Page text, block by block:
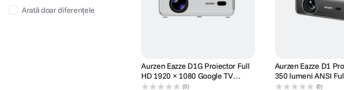
Arată doar diferențele
Aurzen Eazze D1G Proiector Full
HD 1920 × 1080 Google TV
Integrat
(0)
Aurzen Eazze D1
350 lumeni ANSI
1080 Negru (0)